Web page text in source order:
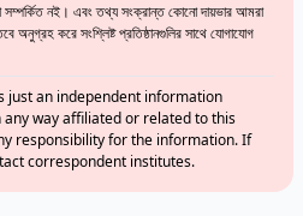
সম্পর্কিত নই। এবং তথ্য সংক্রান্ত কোনো দায়ভার আমরা
অনুগ্রহ করে সংশ্লিষ্ট প্রতিষ্ঠানগুলির সাথে যোগাযোগ
just an independent information
way affiliated or related to this
responsibility for the information. If
correspondent institutes.